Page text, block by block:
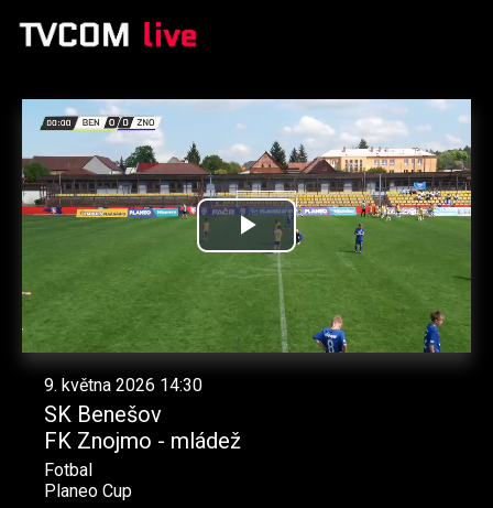
Přehrát
video
9. května 2026 14:30
SK Benešov
FK Znojmo - mládež
Fotbal
Planeo Cup